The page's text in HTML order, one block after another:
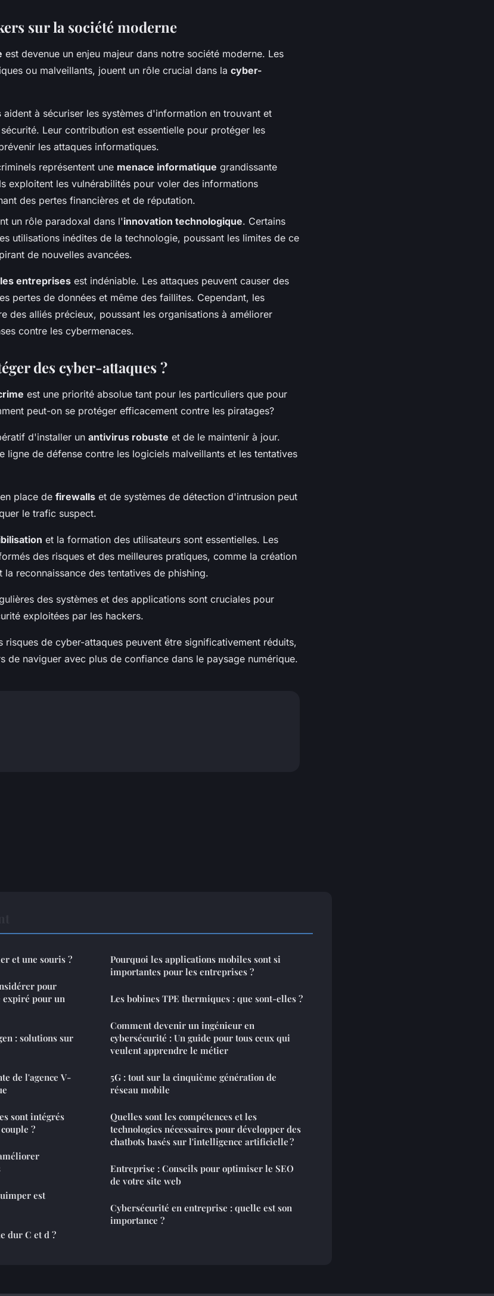
sur la société moderne
est devenue un enjeu majeur dans notre société moderne. Les
ou malveillants, jouent un rôle crucial dans la cyber-
aident à sécuriser les systèmes d'information en trouvant et
Leur contribution est essentielle pour protéger les
les attaques informatiques.
représentent une menace informatique grandissante
exploitent les vulnérabilités pour voler des informations
des pertes financières et de réputation.
un rôle paradoxal dans l'innovation technologique. Certains
utilisations inédites de la technologie, poussant les limites de ce
de nouvelles avancées.
entreprises est indéniable. Les attaques peuvent causer des
pertes de données et même des faillites. Cependant, les
des alliés précieux, poussant les organisations à améliorer
contre les cybermenaces.
des cyber-attaques ?
est une priorité absolue tant pour les particuliers que pour
peut-on se protéger efficacement contre les piratages?
d'installer un antivirus robuste et de le maintenir à jour.
ligne de défense contre les logiciels malveillants et les tentatives
place de firewalls et de systèmes de détection d'intrusion peut
le trafic suspect.
et la formation des utilisateurs sont essentielles. Les
des risques et des meilleures pratiques, comme la création
reconnaissance des tentatives de phishing.
des systèmes et des applications sont cruciales pour
exploitées par les hackers.
risques de cyber-attaques peuvent être significativement réduits,
de naviguer avec plus de confiance dans le paysage numérique.
et une souris ?
pour
expiré pour un
: solutions sur
de l'agence V-
sont intégrés
?
est
dur C et d ?
Pourquoi les applications mobiles sont si
importantes pour les entreprises ?
Les bobines TPE thermiques : que sont-elles ?
Comment devenir un ingénieur en
cybersécurité : Un guide pour tous ceux qui
veulent apprendre le métier
5G : tout sur la cinquième génération de
réseau mobile
Quelles sont les compétences et les
technologies nécessaires pour développer des
chatbots basés sur l'intelligence artificielle ?
Entreprise : Conseils pour optimiser le SEO
de votre site web
Cybersécurité en entreprise : quelle est son
importance ?